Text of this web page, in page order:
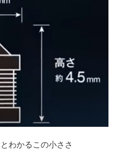
わかるこの小ささ